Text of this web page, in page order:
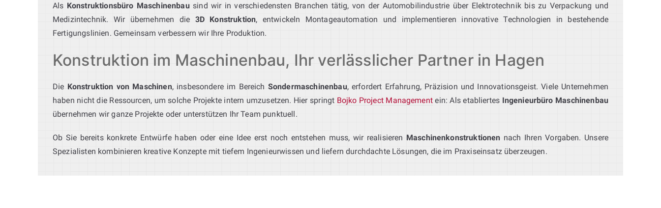
Als Konstruktionsbüro Maschinenbausind wir in verschiedensten Branchen tätig, von der Automobilindustrie über Elektrotechnik bis zu Verpackung und
Medizintechnik. Wir übernehmen die 3D Konstruktion, entwickeln Montageautomation und implementieren innovative Technologien in bestehende
Fertigungslinien. Gemeinsam verbessern wir Ihre Produktion.
Konstruktion im Maschinenbau, Ihr verlässlicher Partner in Hagen
Die Konstruktion von Maschinen, insbesondere im Bereich Sondermaschinenbau, erfordert Erfahrung, Präzision und Innovationsgeist. Viele Unternehmen
haben nicht die Ressourcen, um solche Projekte intern umzusetzen. Hier springt Bojko Project Managementein: Als etabliertes Ingenieurbüro Maschinenbau
übernehmen wir ganze Projekte oder unterstützen Ihr Team punktuell.
Ob Sie bereits konkrete Entwürfe haben oder eine Idee erst noch entstehen muss, wir realisieren Maschinenkonstruktionen nach Ihren Vorgaben. Unsere
Spezialisten kombinieren kreative Konzepte mit tiefem Ingenieurwissen und liefern durchdachte Lösungen, die im Praxiseinsatz überzeugen.